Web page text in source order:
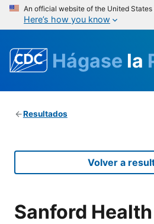
An official website of the United
Here’s how you know
Hágase la
Resultados
Volver a
Sanford Health